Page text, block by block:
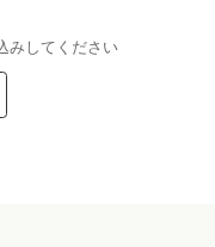
みしてください